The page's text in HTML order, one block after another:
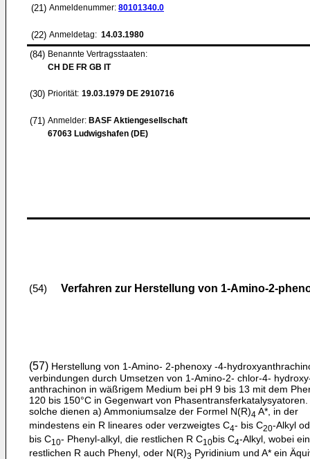
(21) Anmeldenummer: 80101340.0
(22) Anmeldetag: 14.03.1980
(84) Benannte Vertragsstaaten:
CH DE FR GB IT
(30) Priorität: 19.03.1979 DE 2910716
(71) Anmelder: BASF Aktiengesellschaft
67063 Ludwigshafen (DE)
(54) Verfahren zur Herstellung von 1-Amino-2-
(57) Herstellung von 1-Amino- 2-phenoxy -4-
verbindungen durch Umsetzen von 1-Amino-2- chlor-4-
anthrachinon in wäßrigem Medium bei pH 9 bis 13 mit dem
120 bis 150°C in Gegenwart von Phasentransferkatalysyatoren.
solche dienen a) Ammoniumsalze der Formel N(R)4 A*, in der
mindestens ein R lineares oder verzweigtes C4- bis C20-Alkyl
bis C10- Phenyl-alkyl, die restlichen R C10bis C4-Alkyl, wobei
restlichen R auch Phenyl, oder N(R)3 Pyridinium und A* ein